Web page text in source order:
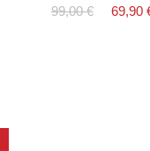
99,00 €
69,90